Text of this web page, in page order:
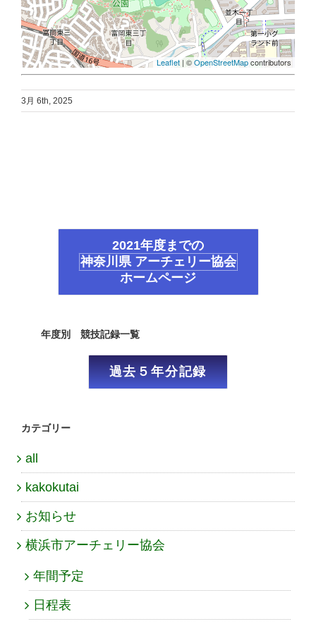
Leaflet | ©OpenStreetMapcontributors
3月 6th, 2025
2021年度までの
神奈川県 アーチェリー協会
ホームページ
年度別 競技記録一覧
過去５年分記録
カテゴリー
all
kakokutai
お知らせ
横浜市アーチェリー協会
年間予定
日程表